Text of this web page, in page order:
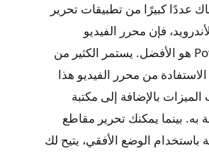
عددًا كبيرًا من تطبيقات تحرير
فإن محرر الفيديو
PowerDirector هو الأفضل. يستمر الكثير من
من محرر الفيديو هذا
بالإضافة إلى مكتبة
به. بينما يمكنك تحرير مقاطع
باستخدام الوضع الأفقي، يتيح لك